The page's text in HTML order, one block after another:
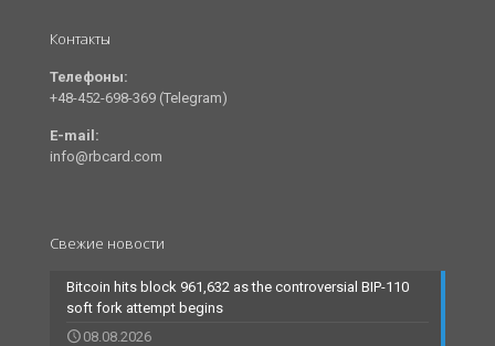
Контакты
Телефоны:
+48-452-698-369 (Telegram)
E-mail:
info@rbcard.com
Свежие новости
Bitcoin hits block 961,632 as the controversial BIP-110
soft fork attempt begins
08.08.2026